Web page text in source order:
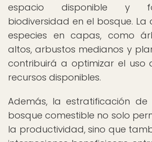
espacio disponible y
biodiversidad en el bosque. La
especies en capas, como
altos, arbustos medianos y
contribuirá a optimizar el uso
recursos disponibles.
Además, la estratificación
bosque comestible no solo
la productividad, sino que